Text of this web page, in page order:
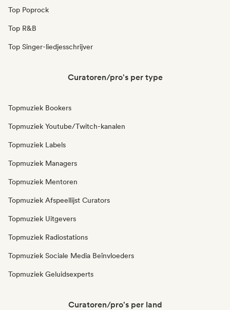
Top Poprock
Top R&B
Top Singer-liedjesschrijver
Curatoren/pro's per type
Topmuziek Bookers
Topmuziek Youtube/Twitch-kanalen
Topmuziek Labels
Topmuziek Managers
Topmuziek Mentoren
Topmuziek Afspeellijst Curators
Topmuziek Uitgevers
Topmuziek Radiostations
Topmuziek Sociale Media Beïnvloeders
Topmuziek Geluidsexperts
Curatoren/pro's per land